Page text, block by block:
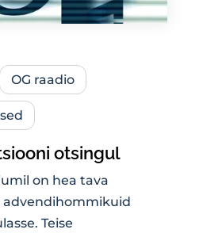
OG raadio
otsingul
on hea tava
advendihommikuid
Teise